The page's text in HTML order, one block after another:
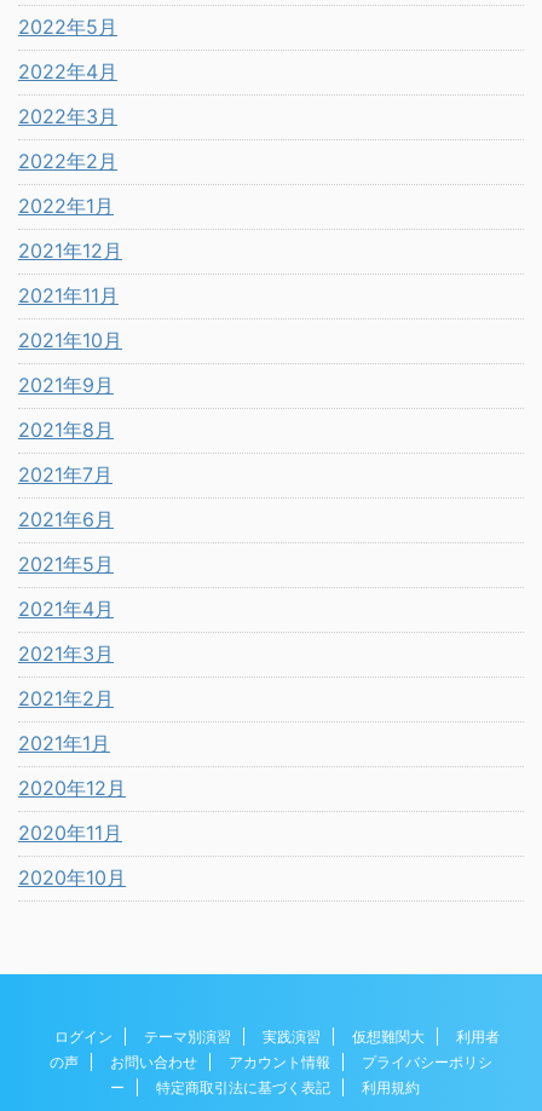
2022年5月
2022年4月
2022年3月
2022年2月
2022年1月
2021年12月
2021年11月
2021年10月
2021年9月
2021年8月
2021年7月
2021年6月
2021年5月
2021年4月
2021年3月
2021年2月
2021年1月
2020年12月
2020年11月
2020年10月
ログイン テーマ別演習 実践演習 仮想難関大
利用者
の声
お問い合わせ アカウント情報
プライバシーポリシ
ー
特定商取引法に基づく表記 利用規約